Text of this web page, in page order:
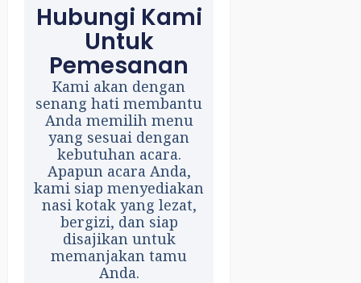
Hubungi Kami
Untuk
Pemesanan
Kami akan dengan
senang hati membantu
Anda memilih menu
yang sesuai dengan
kebutuhan acara.
Apapun acara Anda,
kami siap menyediakan
nasi kotak yang lezat,
bergizi, dan siap
disajikan untuk
memanjakan tamu
Anda.